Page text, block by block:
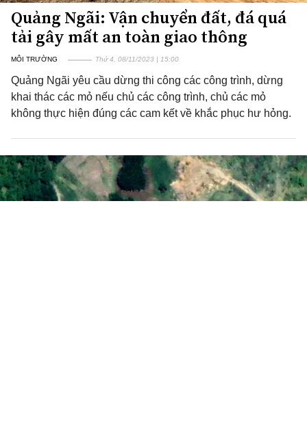
Quảng Ngãi: Vận chuyển đất, đá quá
tải gây mất an toàn giao thông
MÔI TRƯỜNG Thứ 4, 08/11/2023 | 15:00
Quảng Ngãi yêu cầu dừng thi công các công trình, dừng
khai thác các mỏ nếu chủ các công trình, chủ các mỏ
không thực hiện đúng các cam kết về khắc phục hư hỏng.